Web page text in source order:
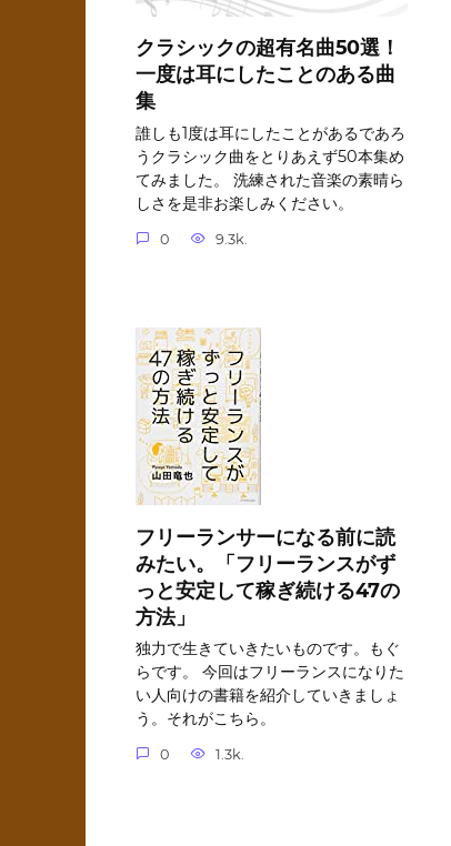
クラシックの超有名曲50選！
一度は耳にしたことのある曲
集
誰しも1度は耳にしたことがあるであろ
うクラシック曲をとりあえず50本集め
てみました。 洗練された音楽の素晴ら
しさを是非お楽しみください。
0 9.3k.
フリーランサーになる前に読
みたい。「フリーランスがず
っと安定して稼ぎ続ける47の
方法」
独力で生きていきたいものです。もぐ
らです。 今回はフリーランスになりた
い人向けの書籍を紹介していきましょ
う。それがこちら。
0 1.3k.